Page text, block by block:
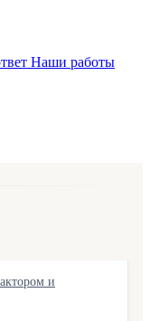
Наши работы
и